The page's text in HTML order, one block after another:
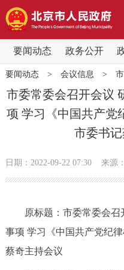
要闻动态 政务公开
要闻动态
党中央精神
北京要闻
政务公开
市领导
政策兑现
要闻动态> 会议信息 >
市委常委会召开会议
项 学习《中国共产党
市委书
日期：2022-09-22 07:30 来源
原标题：市委常委会召
事项 学习《中国共产党纪
蔡奇主持会议